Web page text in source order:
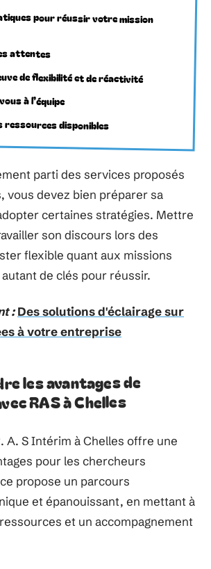
pour réussir votre mission
attentes
de flexibilité et de réactivité
à l’équipe
ressources disponibles
parti des services proposés
vous devez bien préparer sa
certaines stratégies. Mettre
son discours lors des
flexible quant aux missions
de clés pour réussir.
: Des solutions d'éclairage sur
à votre entreprise
les avantages de
RAS à Chelles
A. S Intérim à Chelles offre une
pour les chercheurs
propose un parcours
et épanouissant, en mettant à
et un accompagnement